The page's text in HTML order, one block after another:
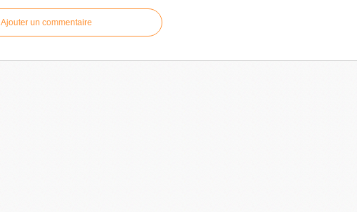
Ajouter un commentaire